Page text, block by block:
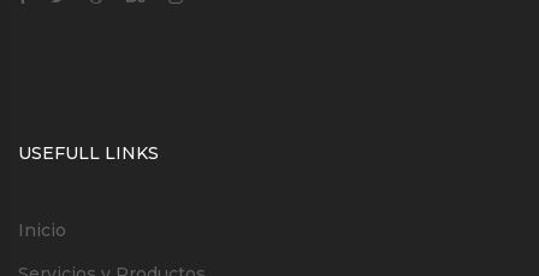
USEFULL LINKS
Inicio